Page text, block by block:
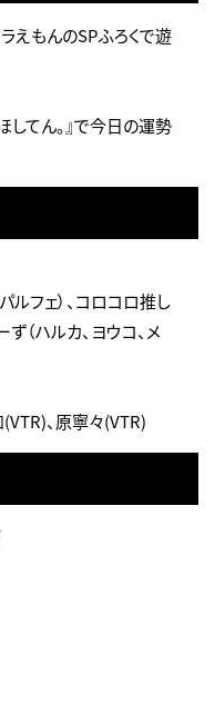
えもんのSPふろくで遊
てん。』で今日の運勢
ルフェ）、コロコロ推し
（ハルカ、ヨウコ、メ
、原寧々(VTR)